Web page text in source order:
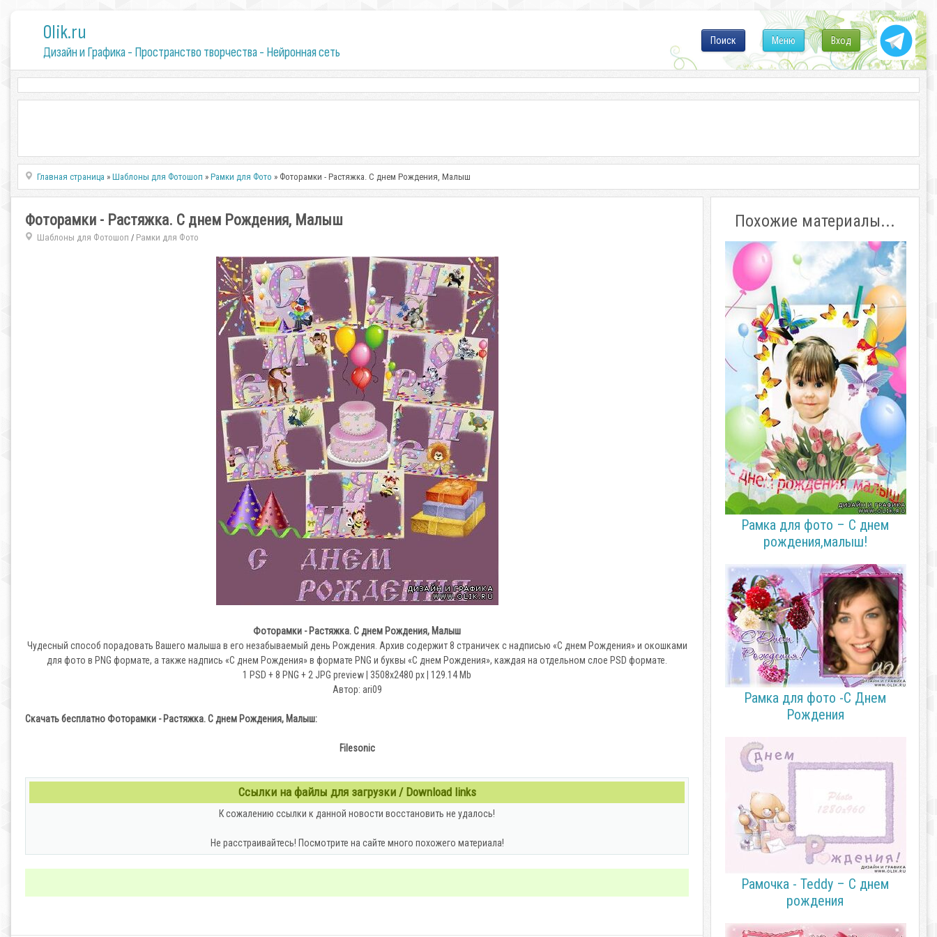
0lik.ru
Дизайн и Графика - Пространство творчества - Нейронная сеть
Вход
Меню
Поиск
Главная страница »Шаблоны для Фотошоп »Рамки для Фото » Фоторамки - Растяжка. С днем Рождения, Малыш
Фоторамки - Растяжка. С днем Рождения, Малыш
Шаблоны для Фотошоп / Рамки для Фото
Фоторамки - Растяжка. С днем Рождения, Малыш
Чудесный способ порадовать Вашего малыша в его незабываемый день Рождения. Архив содержит 8 страничек с надписью «С днем Рождения» и окошками
для фото в PNG формате, а также надпись «С днем Рождения» в формате PNG и буквы «С днем Рождения», каждая на отдельном слое PSD формате.
1 PSD + 8 PNG + 2 JPG preview | 3508x2480 px | 129.14 Mb
Автор: ari09
Скачать бесплатно Фоторамки - Растяжка. С днем Рождения, Малыш:
Filesonic
Ссылки на файлы для загрузки / Download links
К сожалению ссылки к данной новости восстановить не удалось!
Не расстраивайтесь! Посмотрите на сайте много похожего материала!
Похожие материалы...
Рамка для фото – С днем
рождения,малыш!
Рамка для фото -С Днем
Рождения
Рамочка - Teddy – С днем
рождения